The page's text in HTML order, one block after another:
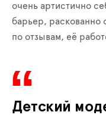
очень артистично
барьер, раскованно
по отзывам, её
Детский